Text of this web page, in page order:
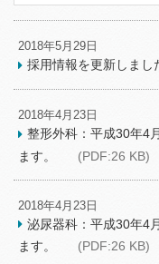
2018年5月29日
採用情報を更新しまし
2018年4月23日
整形外科：平成30年4
ます。
(PDF:26 KB)
2018年4月23日
泌尿器科：平成30年4
ます。
(PDF:26 KB)